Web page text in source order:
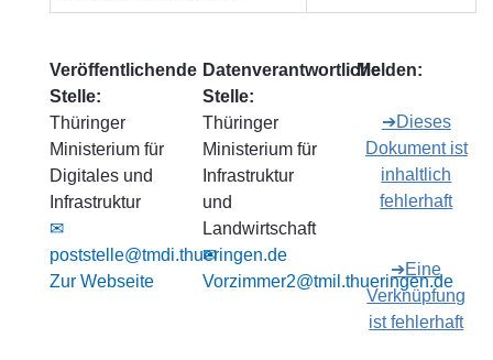
Veröffentlichende
Stelle:
Thüringer
Ministerium für
Digitales und
Infrastruktur
✉
poststelle@tmdi.thueringen.de
Zur Webseite
Datenverantwortliche
Stelle:
Thüringer
Ministerium für
Infrastruktur
und
Landwirtschaft
✉
Vorzimmer2@tmil.thueringen.de
Melden:
➔Dieses
Dokument ist
inhaltlich
fehlerhaft
➔Eine
Verknüpfung
ist fehlerhaft